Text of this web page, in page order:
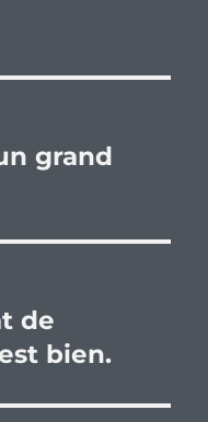
grand
de
bien.